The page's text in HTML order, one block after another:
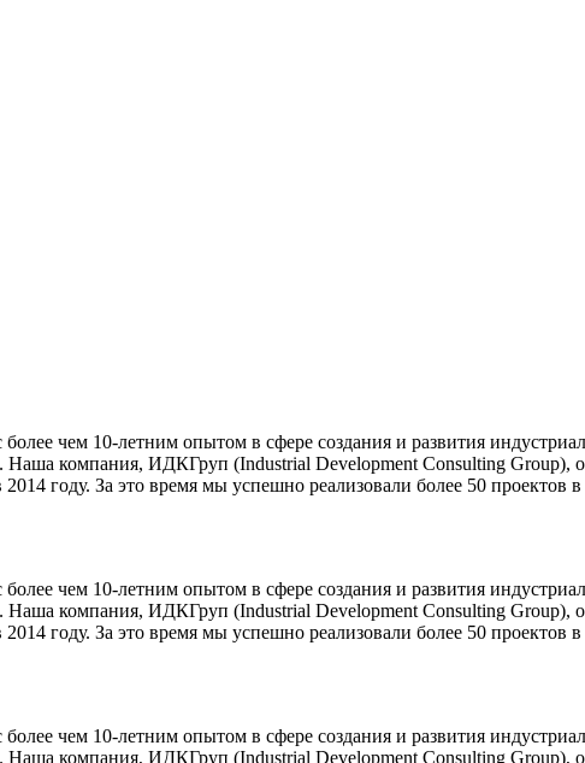
чем 10-летним опытом в сфере создания и развития
компания, ИДКГруп (Industrial Development Consulting Group),
году. За это время мы успешно реализовали более 50
чем 10-летним опытом в сфере создания и развития
компания, ИДКГруп (Industrial Development Consulting Group),
году. За это время мы успешно реализовали более 50
чем 10-летним опытом в сфере создания и развития
компания, ИДКГруп (Industrial Development Consulting Group),